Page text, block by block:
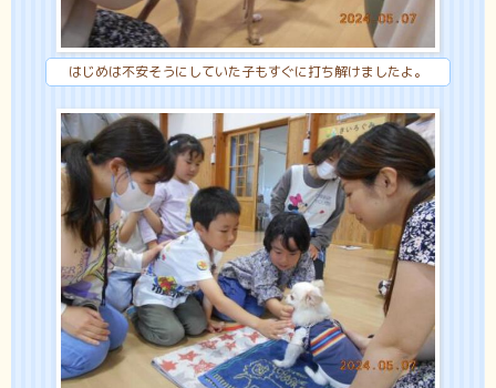
はじめは不安そうにしていた子もすぐに打ち解けましたよ。